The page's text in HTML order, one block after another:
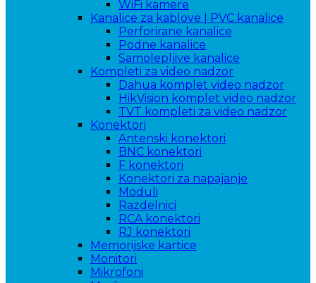
WiFi kamere
Kanalice za kablove | PVC kanalice
Perforirane kanalice
Podne kanalice
Samolepljive kanalice
Kompleti za video nadzor
Dahua komplet video nadzor
HikVision komplet video nadzor
TVT kompleti za video nadzor
Konektori
Antenski konektori
BNC konektori
F konektori
Konektori za napajanje
Moduli
Razdelnici
RCA konektori
RJ konektori
Memorijske kartice
Monitori
Mikrofoni